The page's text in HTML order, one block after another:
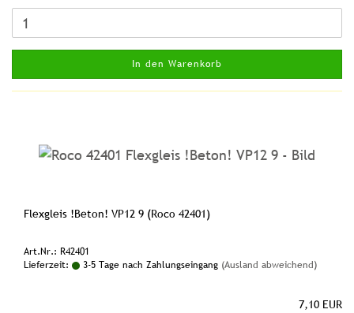
In den Warenkorb
Flexgleis !Beton! VP12 9 (Roco 42401)
Art.Nr.: R42401
Lieferzeit:
3-5 Tage nach Zahlungseingang (Ausland abweichend)
7,10 EUR